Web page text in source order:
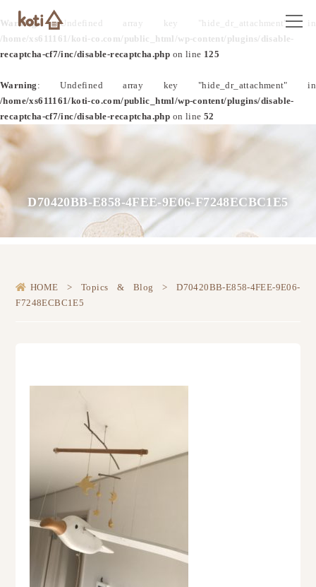
Warning: Undefined array key "hide_dr_attachment" in
/home/xs611161/koti-co.com/public_html/wp-content/plugins/disable-
recaptcha-cf7/inc/disable-recaptcha.php on line 125
Warning : Undefined array key "hide_dr_attachment" in
/home/xs611161/koti-co.com/public_html/wp-content/plugins/disable-
recaptcha-cf7/inc/disable-recaptcha.php on line 52
D70420BB-E858-4FEE-9E06-F7248ECBC1E5
HOME >Topics & Blog >D70420BB-E858-4FEE-9E06-
F7248ECBC1E5